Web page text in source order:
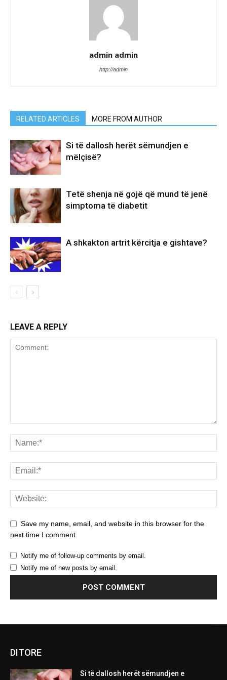
admin admin
http://admin
RELATED ARTICLES MORE FROM AUTHOR
Si të dallosh herët sëmundjen e
mëlçisë?
Tetë shenja në gojë që mund të jenë
simptoma të diabetit
A shkakton artrit kërcitja e gishtave?
LEAVE A REPLY
Save my name, email, and website in this browser for the
next time I comment.
Notify me of follow-up comments by email.
Notify me of new posts by email.
DITORE
Si të dallosh herët sëmundjen e